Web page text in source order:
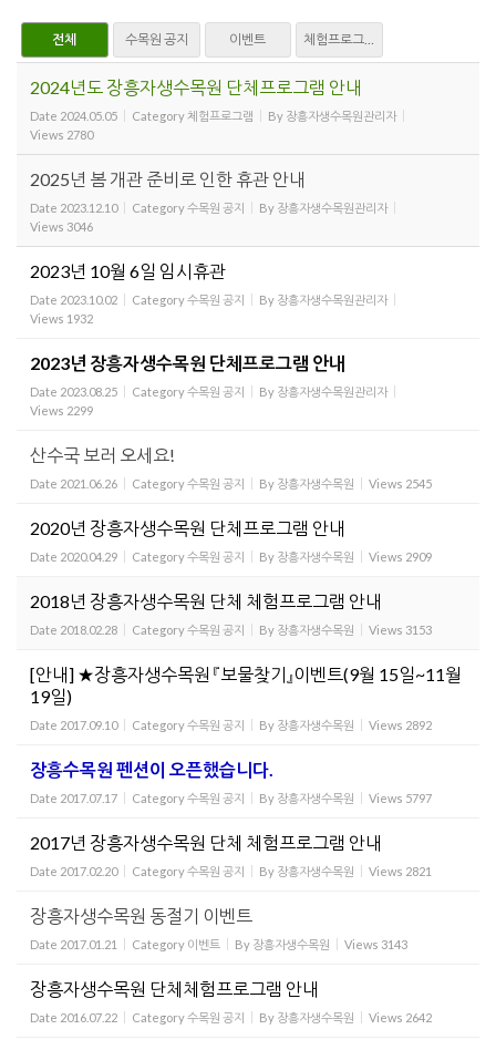
전체 수목원 공지 이벤트 체험프로그램
2024년도 장흥자생수목원 단체프로그램 안내
Date 2024.05.05 Category 체험프로그램 By 장흥자생수목원관리자
Views 2780
2025년 봄 개관 준비로 인한 휴관 안내
Date 2023.12.10 Category수목원 공지 By 장흥자생수목원관리자
Views 3046
2023년 10월 6일 임시휴관
Date 2023.10.02 Category수목원 공지 By 장흥자생수목원관리자
Views 1932
2023년 장흥자생수목원 단체프로그램 안내
Date 2023.08.25 Category수목원 공지 By 장흥자생수목원관리자
Views 2299
산수국 보러 오세요!
Date 2021.06.26 Category수목원 공지 By 장흥자생수목원 Views 2545
2020년 장흥자생수목원 단체프로그램 안내
Date 2020.04.29 Category수목원 공지 By 장흥자생수목원 Views 2909
2018년 장흥자생수목원 단체 체험프로그램 안내
Date 2018.02.28 Category수목원 공지 By 장흥자생수목원 Views 3153
[안내] ★장흥자생수목원 『보물찾기』이벤트(9월 15일~11월
19일)
Date 2017.09.10 Category수목원 공지 By 장흥자생수목원 Views 2892
장흥수목원 펜션이 오픈했습니다.
Date 2017.07.17 Category수목원 공지 By 장흥자생수목원 Views 5797
2017년 장흥자생수목원 단체 체험프로그램 안내
Date 2017.02.20 Category수목원 공지 By 장흥자생수목원 Views 2821
장흥자생수목원 동절기 이벤트
Date 2017.01.21 Category 이벤트 By 장흥자생수목원 Views 3143
장흥자생수목원 단체체험프로그램 안내
Date 2016.07.22 Category수목원 공지 By 장흥자생수목원 Views 2642